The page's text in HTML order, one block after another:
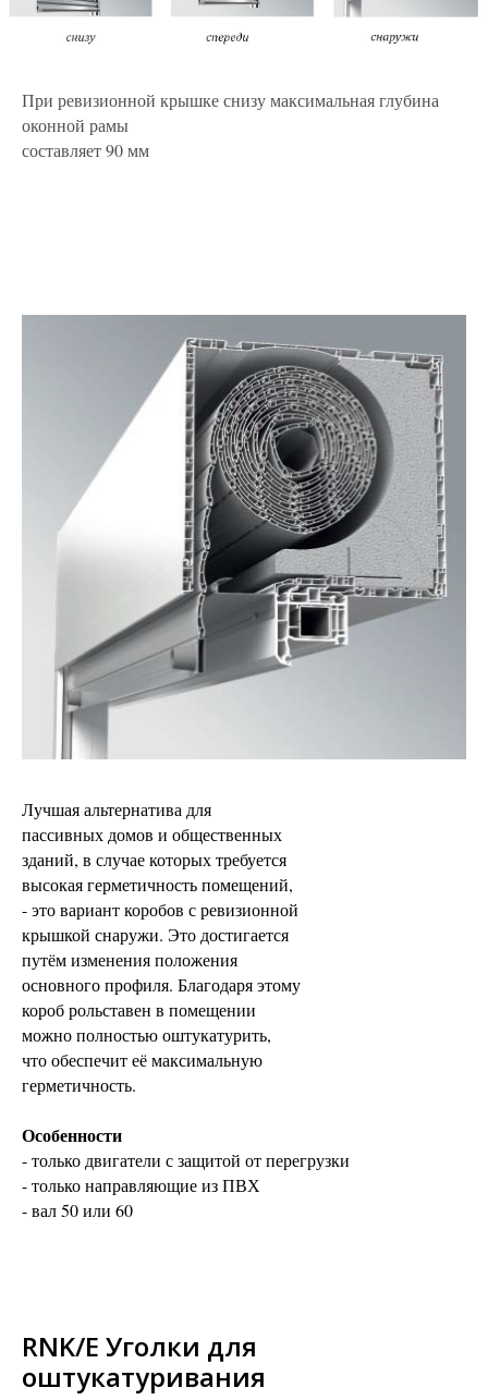
При ревизионной крышке снизу максимальная глубина
оконной рамы
составляет 90 мм
Лучшая альтернатива для
пассивных домов и общественных
зданий, в случае которых требуется
высокая герметичность помещений,
- это вариант коробов с ревизионной
крышкой снаружи. Это достигается
путём изменения положения
основного профиля. Благодаря этому
короб рольставен в помещении
можно полностью оштукатурить,
что обеспечит её максимальную
герметичность.
Особенности
- только двигатели с защитой от перегрузки
- только направляющие из ПВХ
- вал 50 или 60
RNK/E Уголки для
оштукатуривания